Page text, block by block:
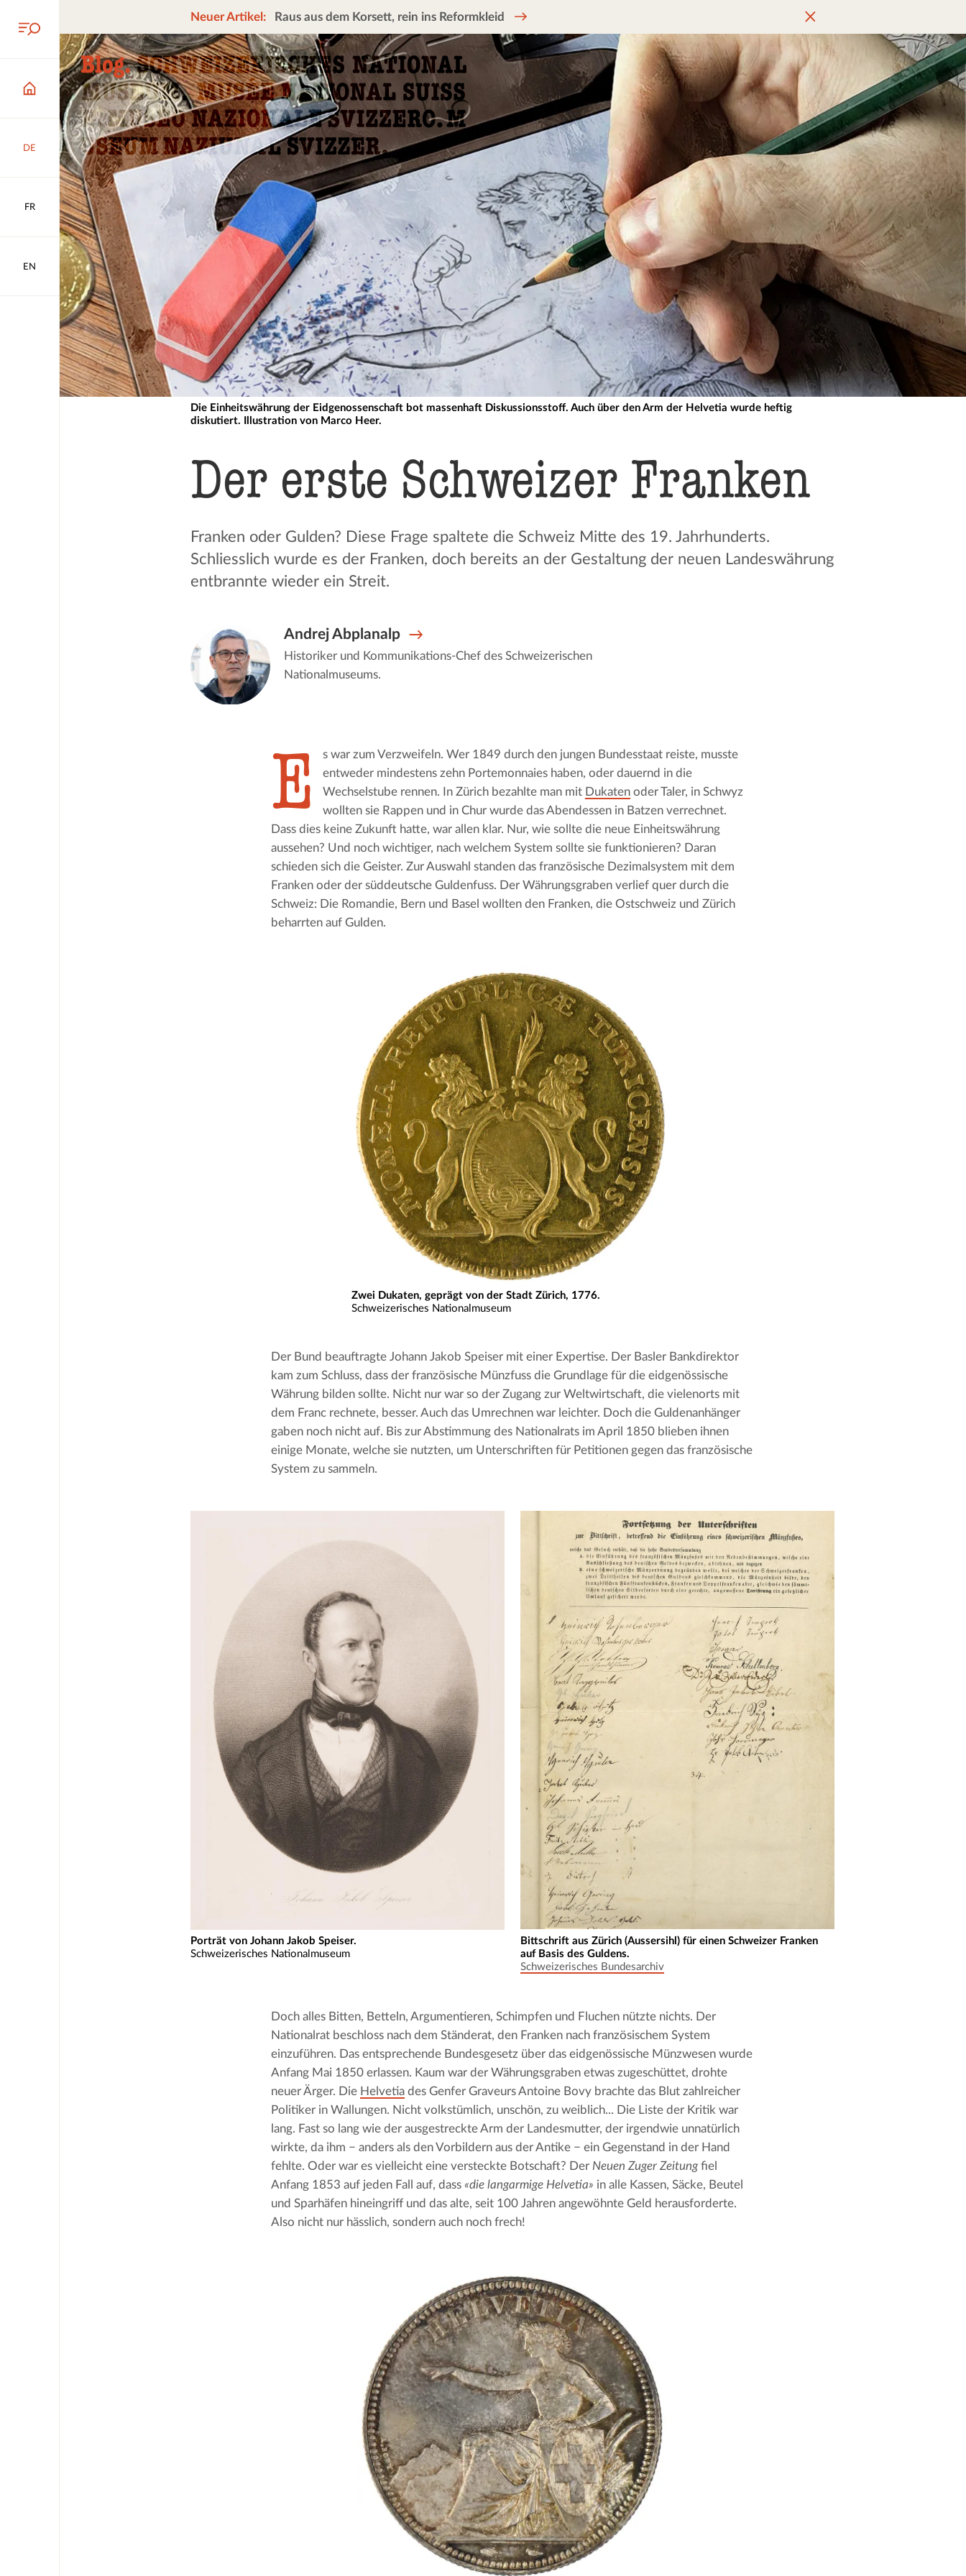
DE
FR
EN
Neuer Artikel: Raus aus dem Korsett, rein ins Reformkleid
Die Einheitswährung der Eidgenossenschaft bot massenhaft Diskussionsstoff. Auch über den Arm der Helvetia wurde heftig
diskutiert. Illustration von Marco Heer.
Der erste Schweizer Franken
Franken oder Gulden? Diese Frage spaltete die Schweiz Mitte des 19. Jahrhunderts.
Schliesslich wurde es der Franken, doch bereits an der Gestaltung der neuen Landeswährung
entbrannte wieder ein Streit.
Andrej Abplanalp
Historiker und Kommunikations-Chef des Schweizerischen
Nationalmuseums.
E
s war zum Verzweifeln. Wer 1849 durch den jungen Bundesstaat reiste, musste
entweder mindestens zehn Portemonnaies haben, oder dauernd in die
Wechselstube rennen. In Zürich bezahlte man mit Dukaten oder Taler, in Schwyz
wollten sie Rappen und in Chur wurde das Abendessen in Batzen verrechnet.
Dass dies keine Zukunft hatte, war allen klar. Nur, wie sollte die neue Einheitswährung
aussehen? Und noch wichtiger, nach welchem System sollte sie funktionieren? Daran
schieden sich die Geister. Zur Auswahl standen das französische Dezimalsystem mit dem
Franken oder der süddeutsche Guldenfuss. Der Währungsgraben verlief quer durch die
Schweiz: Die Romandie, Bern und Basel wollten den Franken, die Ostschweiz und Zürich
beharrten auf Gulden.
Zwei Dukaten, geprägt von der Stadt Zürich, 1776.
Schweizerisches Nationalmuseum
Der Bund beauftragte Johann Jakob Speiser mit einer Expertise. Der Basler Bankdirektor
kam zum Schluss, dass der französische Münzfuss die Grundlage für die eidgenössische
Währung bilden sollte. Nicht nur war so der Zugang zur Weltwirtschaft, die vielenorts mit
dem Franc rechnete, besser. Auch das Umrechnen war leichter. Doch die Guldenanhänger
gaben noch nicht auf. Bis zur Abstimmung des Nationalrats im April 1850 blieben ihnen
einige Monate, welche sie nutzten, um Unterschriften für Petitionen gegen das französische
System zu sammeln.
Porträt von Johann Jakob Speiser.
Schweizerisches Nationalmuseum
Bittschrift aus Zürich (Aussersihl) für einen Schweizer Franken
auf Basis des Guldens.
Schweizerisches Bundesarchiv
Doch alles Bitten, Betteln, Argumentieren, Schimpfen und Fluchen nützte nichts. Der
Nationalrat beschloss nach dem Ständerat, den Franken nach französischem System
einzuführen. Das entsprechende Bundesgesetz über das eidgenössische Münzwesen wurde
Anfang Mai 1850 erlassen. Kaum war der Währungsgraben etwas zugeschüttet, drohte
neuer Ärger. Die Helvetia des Genfer Graveurs Antoine Bovy brachte das Blut zahlreicher
Politiker in Wallungen. Nicht volkstümlich, unschön, zu weiblich... Die Liste der Kritik war
lang. Fast so lang wie der ausgestreckte Arm der Landesmutter, der irgendwie unnatürlich
wirkte, da ihm − anders als den Vorbildern aus der Antike − ein Gegenstand in der Hand
fehlte. Oder war es vielleicht eine versteckte Botschaft? Der Neuen Zuger Zeitung fiel
Anfang 1853 auf jeden Fall auf, dass «die langarmige Helvetia» in alle Kassen, Säcke, Beutel
und Sparhäfen hineingriff und das alte, seit 100 Jahren angewöhnte Geld herausforderte.
Also nicht nur hässlich, sondern auch noch frech!